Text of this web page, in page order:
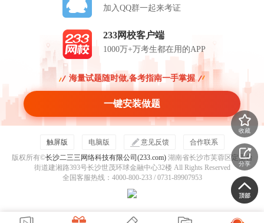
加入QQ群一起来考证
233网校客户端
1000万+万考生都在用的APP
海量试题随时做,备考指南一手掌握
一键安装做题
触屏版 电脑版 意见反馈
合作联系
版权所有©长沙二三三网络科技有限公司(233.com)湖南省长沙市芙蓉区定王台
街道建湘路393号长沙世茂环球金融中心32楼 All Rights Reserved
全国客服热线：4000-800-233 / 0731-89907953
收藏
分享